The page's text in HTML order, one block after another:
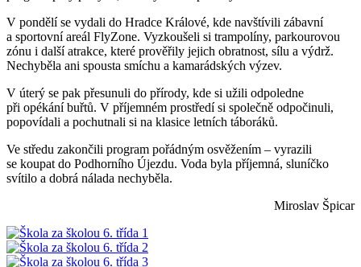
V pondělí se vydali do Hradce Králové, kde navštívili zábavní
a sportovní areál FlyZone. Vyzkoušeli si trampolíny, parkourovou
zónu i další atrakce, které prověřily jejich obratnost, sílu a výdrž.
Nechyběla ani spousta smíchu a kamarádských výzev.
V úterý se pak přesunuli do přírody, kde si užili odpoledne
při opékání buřtů. V příjemném prostředí si společně odpočinuli,
popovídali a pochutnali si na klasice letních táboráků.
Ve středu zakončili program pořádným osvěžením – vyrazili
se koupat do Podhorního Újezdu. Voda byla příjemná, sluníčko
svítilo a dobrá nálada nechyběla.
Miroslav Špicar